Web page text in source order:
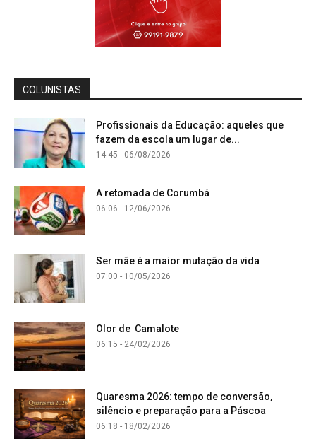
COLUNISTAS
Profissionais da Educação: aqueles que
fazem da escola um lugar de...
14:45 - 06/08/2026
A retomada de Corumbá
06:06 - 12/06/2026
Ser mãe é a maior mutação da vida
07:00 - 10/05/2026
Olor de Camalote
06:15 - 24/02/2026
Quaresma 2026: tempo de conversão,
silêncio e preparação para a Páscoa
06:18 - 18/02/2026